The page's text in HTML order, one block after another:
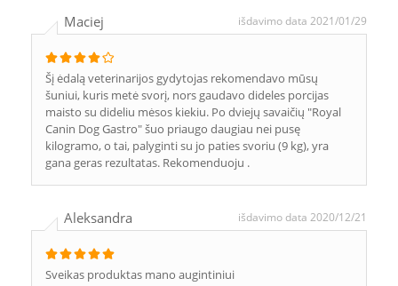
Maciej išdavimo data 2021/01/29
Šį ėdalą veterinarijos gydytojas rekomendavo mūsų
šuniui, kuris metė svorį, nors gaudavo dideles porcijas
maisto su dideliu mėsos kiekiu. Po dviejų savaičių "Royal
Canin Dog Gastro" šuo priaugo daugiau nei pusę
kilogramo, o tai, palyginti su jo paties svoriu (9 kg), yra
gana geras rezultatas. Rekomenduoju .
Aleksandra išdavimo data 2020/12/21
Sveikas produktas mano augintiniui